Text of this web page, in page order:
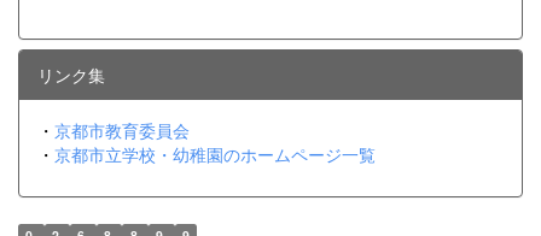
リンク集
・ 京都市教育委員会
・ 京都市立学校・幼稚園のホームページ一覧